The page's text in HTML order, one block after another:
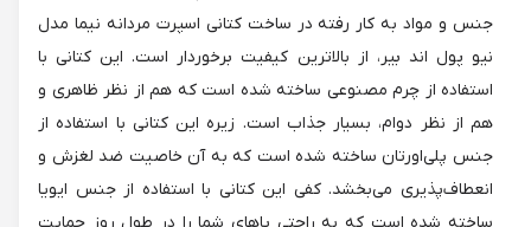
جنس و مواد به کار رفته در ساخت کتانی اسپرت مردانه نیما مدل
نیو پول اند بیر، از بالاترین کیفیت برخوردار است. این کتانی با
استفاده از چرم مصنوعی ساخته شده است که هم از نظر ظاهری و
هم از نظر دوام، بسیار جذاب است. زیره این کتانی با استفاده از
جنس پلی‌اورتان ساخته شده است که به آن خاصیت ضد لغزش و
انعطاف‌پذیری می‌بخشد. کفی این کتانی با استفاده از جنس ایویا
ساخته شده است که به راحتی پاهای شما را در طول روز حمایت